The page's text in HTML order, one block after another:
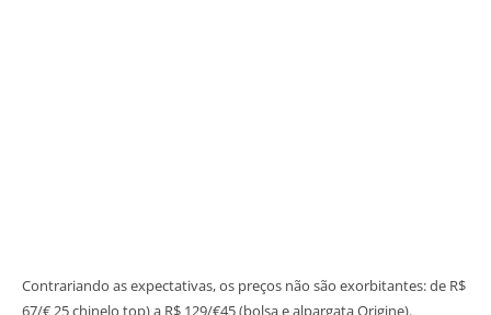
Contrariando as expectativas, os preços não são exorbitantes: de R$
67/€ 25 chinelo top) a R$ 129/€45 (bolsa e alpargata Origine).